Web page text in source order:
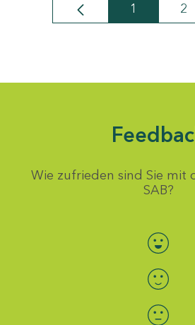
Seite
1 2
Wie zufrieden sind Sie mit
SAB?